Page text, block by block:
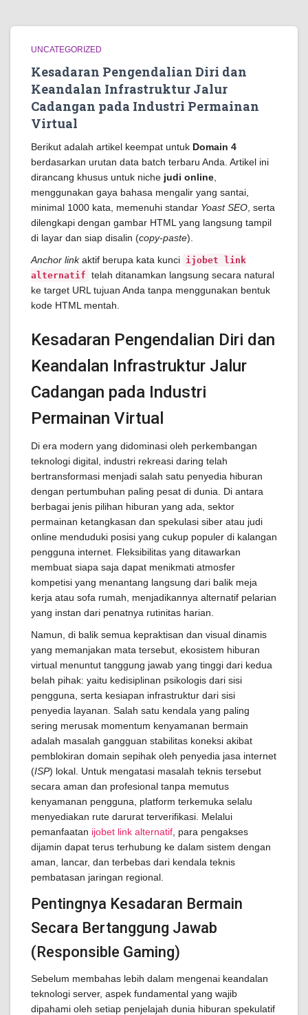
UNCATEGORIZED
Kesadaran Pengendalian Diri dan
Keandalan Infrastruktur Jalur
Cadangan pada Industri Permainan
Virtual
Berikut adalah artikel keempat untuk Domain 4
berdasarkan urutan data batch terbaru Anda. Artikel ini
dirancang khusus untuk niche judi online
menggunakan gaya bahasa mengalir yang santai,
minimal 1000 kata, memenuhi standar Yoast SEO , serta
dilengkapi dengan gambar HTML yang langsung tampil
di layar dan siap disalin (copy-paste).
Anchor linkaktif berupa kata kunci ijobet link
alternatif telah ditanamkan langsung secara natural
ke target URL tujuan Anda tanpa menggunakan bentuk
kode HTML mentah.
Kesadaran Pengendalian Diri dan
Keandalan Infrastruktur Jalur
Cadangan pada Industri
Permainan Virtual
Di era modern yang didominasi oleh perkembangan
teknologi digital, industri rekreasi daring telah
bertransformasi menjadi salah satu penyedia hiburan
dengan pertumbuhan paling pesat di dunia. Di antara
berbagai jenis pilihan hiburan yang ada, sektor
permainan ketangkasan dan spekulasi siber atau judi
online menduduki posisi yang cukup populer di kalangan
pengguna internet. Fleksibilitas yang ditawarkan
membuat siapa saja dapat menikmati atmosfer
kompetisi yang menantang langsung dari balik meja
kerja atau sofa rumah, menjadikannya alternatif pelarian
yang instan dari penatnya rutinitas harian.
Namun, di balik semua kepraktisan dan visual dinamis
yang memanjakan mata tersebut, ekosistem hiburan
virtual menuntut tanggung jawab yang tinggi dari kedua
belah pihak: yaitu kedisiplinan psikologis dari sisi
pengguna, serta kesiapan infrastruktur dari sisi
penyedia layanan. Salah satu kendala yang paling
sering merusak momentum kenyamanan bermain
adalah masalah gangguan stabilitas koneksi akibat
pemblokiran domain sepihak oleh penyedia jasa internet
(ISP) lokal. Untuk mengatasi masalah teknis tersebut
secara aman dan profesional tanpa memutus
kenyamanan pengguna, platform terkemuka selalu
menyediakan rute darurat terverifikasi. Melalui
pemanfaatan ijobet link alternatif , para pengakses
dijamin dapat terus terhubung ke dalam sistem dengan
aman, lancar, dan terbebas dari kendala teknis
pembatasan jaringan regional.
Pentingnya Kesadaran Bermain
Secara Bertanggung Jawab
(Responsible Gaming)
Sebelum membahas lebih dalam mengenai keandalan
teknologi server, aspek fundamental yang wajib
dipahami oleh setiap penjelajah dunia hiburan spekulatif